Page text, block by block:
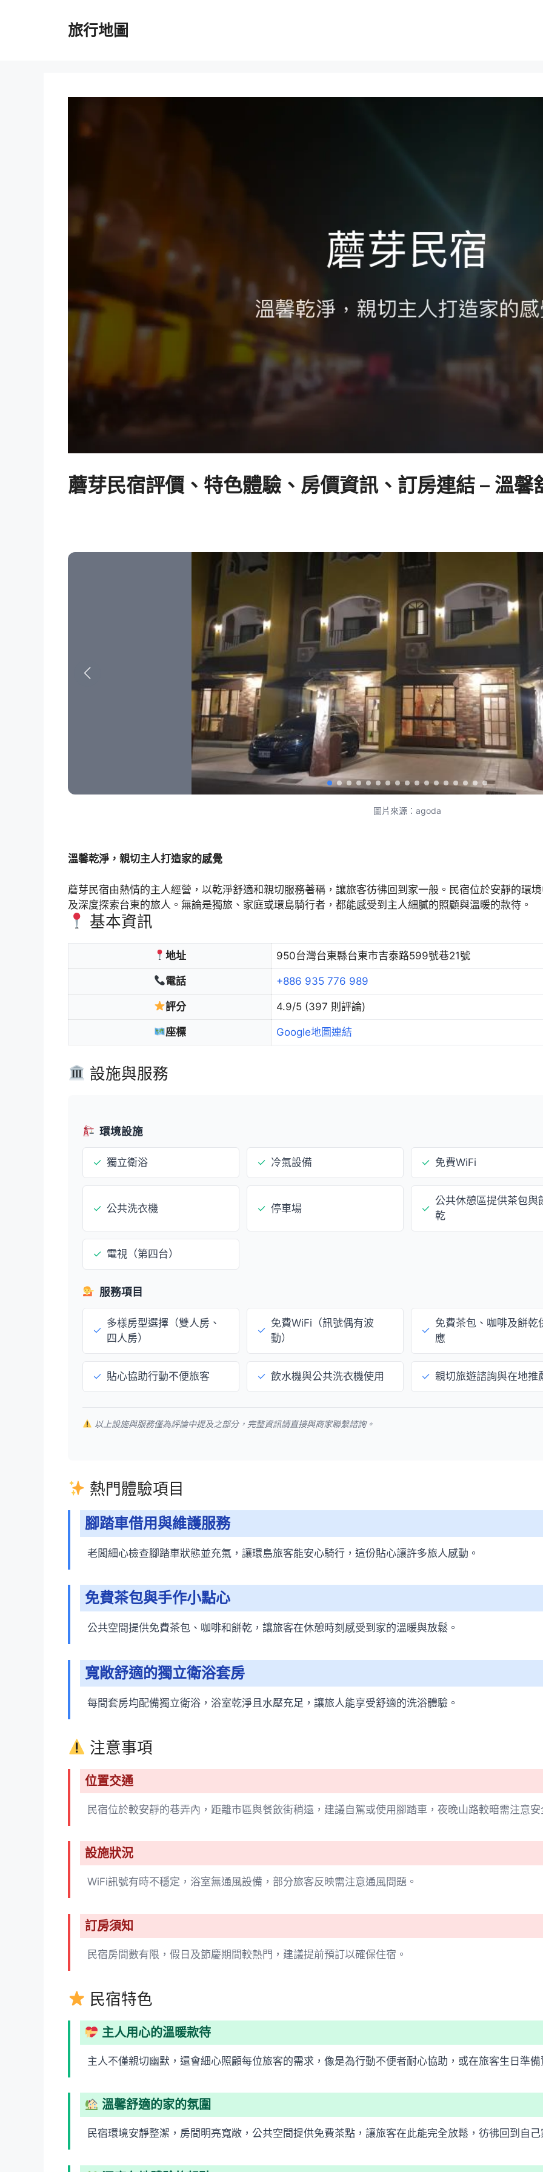
旅行地圖
蘑芽民宿評價、特色體驗、房價資訊、訂房連結 – 溫馨
圖片來源：agoda
溫馨乾淨，親切主人打造家的感覺
蘑芽民宿由熱情的主人經營，以乾淨舒適和親切服務著稱，讓旅客彷彿回到家一般。民宿位於安靜的環
及深度探索台東的旅人。無論是獨旅、家庭或環島騎行者，都能感受到主人細膩的照顧與溫暖的款待。
基本資訊
地址 950台灣台東縣台東市吉泰路599號巷21號
電話 +886 935 776 989
評分 4.9/5 (397 則評論)
座標 Google地圖連結
設施與服務
環境設施
✓ 獨立衛浴 ✓ 冷氣設備 ✓ 免費WiFi
✓ 公共洗衣機 ✓ 停車場 ✓
公共休憩區提供茶包與
乾
✓ 電視（第四台）
服務項目
✓
多樣房型選擇（雙人房、
四人房）
✓
免費WiFi（訊號偶有波
動）
✓
免費茶包、咖啡及餅乾
應
✓ 貼心協助行動不便旅客 ✓ 飲水機與公共洗衣機使用 ✓ 親切旅遊諮詢與在地推
以上設施與服務僅為評論中提及之部分，完整資訊請直接與商家聯繫諮詢。
熱門體驗項目
腳踏車借用與維護服務
老闆細心檢查腳踏車狀態並充氣，讓環島旅客能安心騎行，這份貼心讓許多旅人感動。
免費茶包與手作小點心
公共空間提供免費茶包、咖啡和餅乾，讓旅客在休憩時刻感受到家的溫暖與放鬆。
寬敞舒適的獨立衛浴套房
每間套房均配備獨立衛浴，浴室乾淨且水壓充足，讓旅人能享受舒適的洗浴體驗。
注意事項
位置交通
民宿位於較安靜的巷弄內，距離市區與餐飲街稍遠，建議自駕或使用腳踏車，夜晚山路較暗需注意安
設施狀況
WiFi訊號有時不穩定，浴室無通風設備，部分旅客反映需注意通風問題。
訂房須知
民宿房間數有限，假日及節慶期間較熱門，建議提前預訂以確保住宿。
民宿特色
主人用心的溫暖款待
主人不僅親切幽默，還會細心照顧每位旅客的需求，像是為行動不便者耐心協助，或在旅客生日準
溫馨舒適的家的氛圍
民宿環境安靜整潔，房間明亮寬敞，公共空間提供免費茶點，讓旅客在此能完全放鬆，彷彿回到自